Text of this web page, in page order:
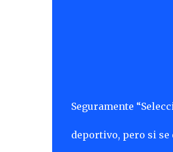
Seguramente
deportivo, pero si